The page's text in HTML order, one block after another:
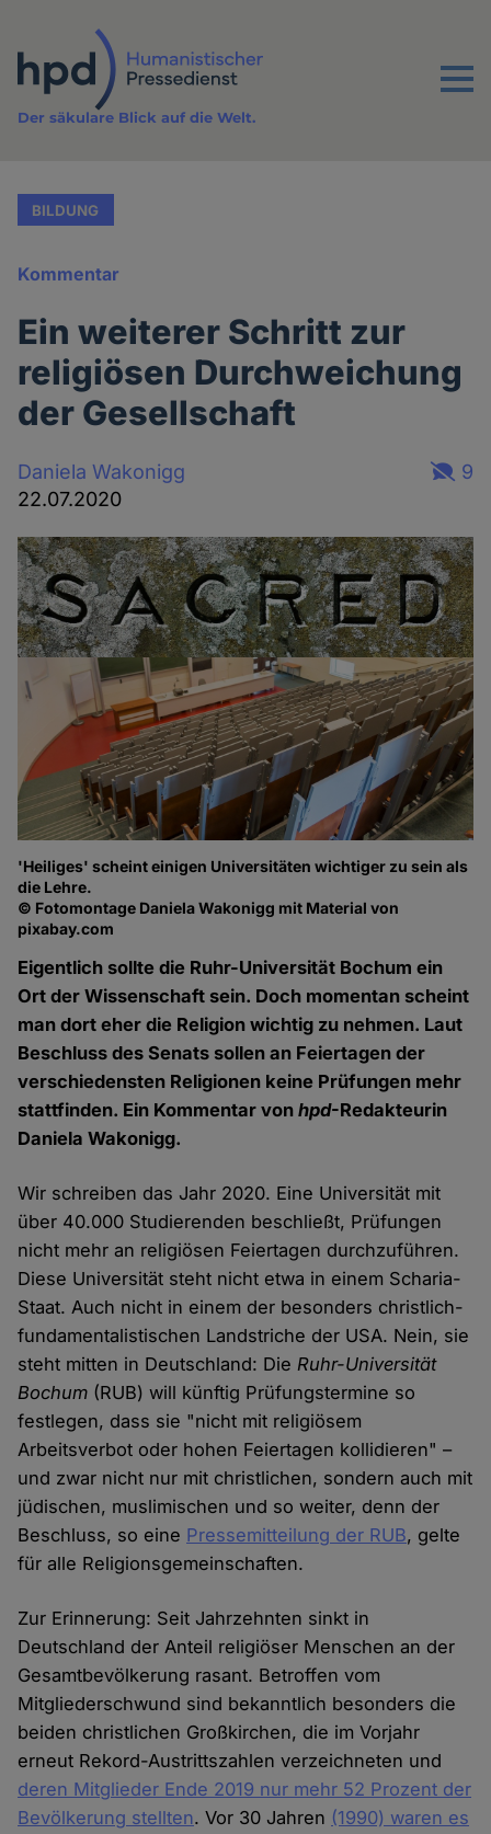
Inhalt
Menu
Der säkulare Blick auf die Welt.
BILDUNG
Kommentar
Ein weiterer Schritt zur
religiösen Durchweichung
der Gesellschaft
Daniela Wakonigg
22.07.2020
9
'Heiliges' scheint einigen Universitäten wichtiger zu sein als
die Lehre.
© Fotomontage Daniela Wakonigg mit Material von
pixabay.com
Eigentlich sollte die Ruhr-Universität Bochum ein
Ort der Wissenschaft sein. Doch momentan scheint
man dort eher die Religion wichtig zu nehmen. Laut
Beschluss des Senats sollen an Feiertagen der
verschiedensten Religionen keine Prüfungen mehr
stattfinden. Ein Kommentar vonhpd-Redakteurin
Daniela Wakonigg.
Wir schreiben das Jahr 2020. Eine Universität mit
über 40.000 Studierenden beschließt, Prüfungen
nicht mehr an religiösen Feiertagen durchzuführen.
Diese Universität steht nicht etwa in einem Scharia-
Staat. Auch nicht in einem der besonders christlich-
fundamentalistischen Landstriche der USA. Nein, sie
steht mitten in Deutschland: DieRuhr-Universität
Bochum (RUB) will künftig Prüfungstermine so
festlegen, dass sie "nicht mit religiösem
Arbeitsverbot oder hohen Feiertagen kollidieren" –
und zwar nicht nur mit christlichen, sondern auch mit
jüdischen, muslimischen und so weiter, denn der
Beschluss, so eine Pressemitteilung der RUB, gelte
für alle Religionsgemeinschaften.
Zur Erinnerung: Seit Jahrzehnten sinkt in
Deutschland der Anteil religiöser Menschen an der
Gesamtbevölkerung rasant. Betroffen vom
Mitgliederschwund sind bekanntlich besonders die
beiden christlichen Großkirchen, die im Vorjahr
erneut Rekord-Austrittszahlen verzeichneten und
deren Mitglieder Ende 2019 nur mehr 52 Prozent der
Bevölkerung stellten. Vor 30 Jahren (1990) waren es